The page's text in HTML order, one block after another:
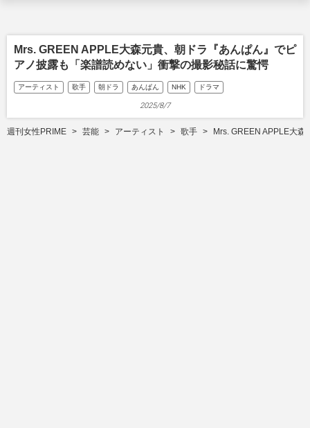
Mrs. GREEN APPLE大森元貴、朝ドラ『あんぱん』でピ
アノ披露も「楽譜読めない」衝撃の撮影秘話に驚愕
アーティスト 歌手 朝ドラ あんぱん NHK ドラマ
2025/8/7
週刊女性PRIME 芸能 アーティスト 歌手 Mrs. GREEN APPLE大